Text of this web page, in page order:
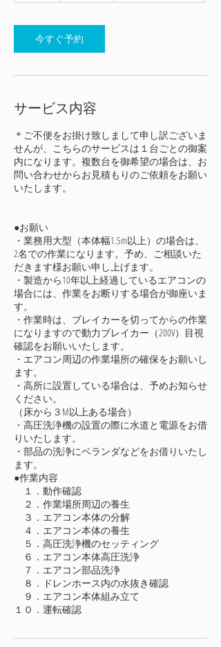
今すぐ予約
サービス内容
＊ご不便をお掛け致しまして申し訳ございま
せんが、こちらのサービスは１台ごとの御案
内になります。複数台を御希望の場合は、お
問い合わせからお見積もりのご依頼をお願い
いたします。
●お願い
・業務用大型（本体幅1.5m以上）の場合は、
2名での作業になります。予め、ご相談いた
だきます様お願い申し上げます。
・製造から10年以上経過しているエアコンの
場合には、作業をお断りする場合が御座いま
す。
・作業時は、ブレイカーを切ってからの作業
になりますので動力ブレイカー（200V）目視
確認をお願いいたします。
・エアコン周辺の作業場所の確保をお願いし
ます。
・高所に設置している場合は、予めお知らせ
ください。
（床から３M以上ある場合）
・高圧洗浄機の設置の際に水道と電源をお借
りいたします。
・部品の洗浄にベランダなどをお借りいたし
ます。
●作業内容
１．動作確認
２．作業場所周辺の養生
３．エアコン本体の分解
４．エアコン本体の養生
５．高圧洗浄機のセッティング
６．エアコン本体高圧洗浄
７．エアコン部品洗浄
８．ドレンホース内の水抜き確認
９．エアコン本体組み立て
１０．運転確認